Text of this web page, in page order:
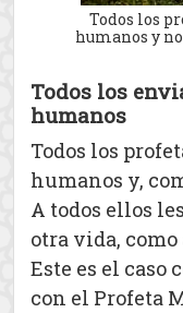
Todos los
humanos y
Todos los
humanos
Todos los
humanos y,
A todos ellos
otra vida,
Este es el caso
con el Profeta